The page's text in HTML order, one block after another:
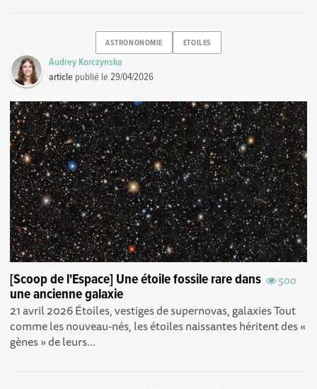
ASTRONONOMIE ETOILES
Audrey Korczynska
article publié le29/04/2026
500
[Scoop de l'Espace] Une étoile fossile rare dans
une ancienne galaxie
21 avril 2026 Étoiles, vestiges de supernovas, galaxies Tout
comme les nouveau-nés, les étoiles naissantes héritent des «
gènes » de leurs...